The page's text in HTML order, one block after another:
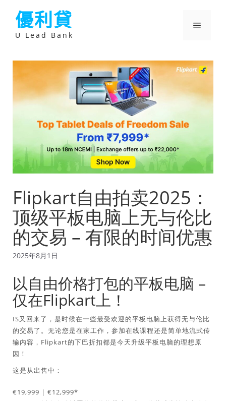
優利貸
U Lead Bank
選
Flipkart自由拍卖2025：
顶级平板电脑上无与伦比
的交易 – 有限的时间优惠
2025年8月1日
以自由价格打包的平板电脑 –
仅在Flipkart上！
IS又回来了，是时候在一些最受欢迎的平板电脑上获得无与伦比
的交易了。无论您是在家工作，参加在线课程还是简单地流式传
输内容，Flipkart的下巴折扣都是今天升级平板电脑的理想原
因！
这是从出售中：
€19,999 | €12,999*